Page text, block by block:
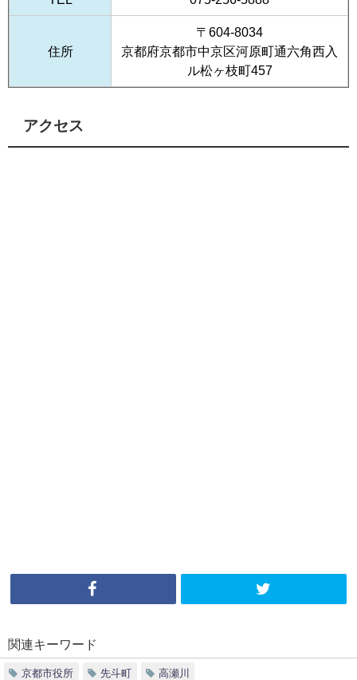
住所
〒604-8034
京都府京都市中京区河原町通六角西入
ル松ヶ枝町457
アクセス
関連キーワード
京都市役所 先斗町 高瀬川